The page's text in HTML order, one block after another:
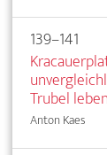
139–141
Trubel
Anton Kaes